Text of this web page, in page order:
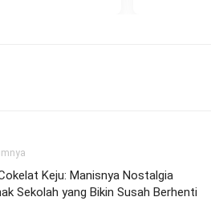
Keju: Manisnya Nostalgia
Sekolah yang Bikin Susah Berhenti